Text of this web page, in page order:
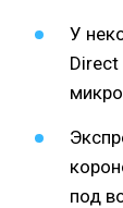
У
Direct
под